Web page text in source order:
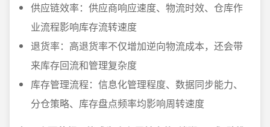
供应链效率：供应商响应速度、物流时效、仓库作
业流程影响库存流转速度
退货率：高退货率不仅增加逆向物流成本，还会带
来库存回流和管理复杂度
库存管理流程：信息化管理程度、数据同步能力、
分仓策略、库存盘点频率均影响周转速度